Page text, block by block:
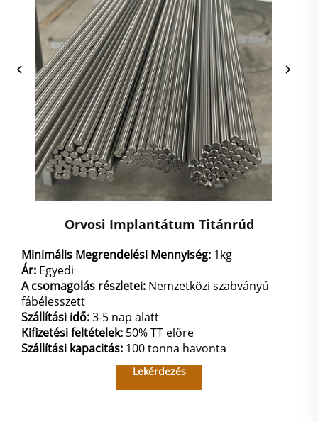
Orvosi Implantátum Titánrúd
Minimális Megrendelési Mennyiség: 1kg
Ár: Egyedi
A csomagolás részletei: Nemzetközi szabványú
fábélesszett
Szállítási idő:3-5 nap alatt
Kifizetési feltételek: 50% TT előre
Szállítási kapacitás: 100 tonna havonta
Lekérdezés